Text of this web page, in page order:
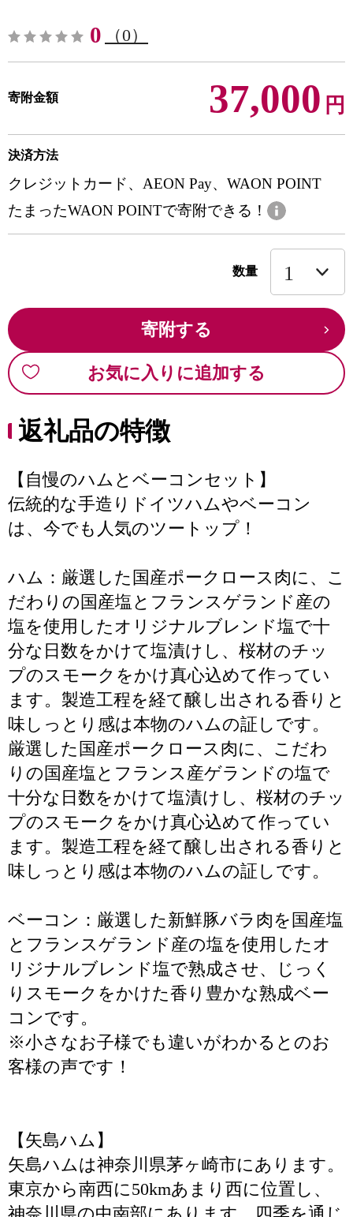
0 （0）
寄附金額 37,000 円
決済方法
クレジットカード、AEON Pay、WAON POINT
たまったWAON POINTで寄附できる！
数量
寄附する
お気に入りに追加する
返礼品の特徴
【自慢のハムとベーコンセット】
伝統的な手造りドイツハムやベーコン
は、今でも人気のツートップ！
ハム：厳選した国産ポークロース肉に、こ
だわりの国産塩とフランスゲランド産の
塩を使用したオリジナルブレンド塩で十
分な日数をかけて塩漬けし、桜材のチッ
プのスモークをかけ真心込めて作ってい
ます。製造工程を経て醸し出される香りと
味しっとり感は本物のハムの証しです。
厳選した国産ポークロース肉に、こだわ
りの国産塩とフランス産ゲランドの塩で
十分な日数をかけて塩漬けし、桜材のチッ
プのスモークをかけ真心込めて作ってい
ます。製造工程を経て醸し出される香りと
味しっとり感は本物のハムの証しです。
ベーコン：厳選した新鮮豚バラ肉を国産塩
とフランスゲランド産の塩を使用したオ
リジナルブレンド塩で熟成させ、じっく
りスモークをかけた香り豊かな熟成ベー
コンです。
※小さなお子様でも違いがわかるとのお
客様の声です！
【矢島ハム】
矢島ハムは神奈川県茅ヶ崎市にあります。
東京から南西に50kmあまり西に位置し、